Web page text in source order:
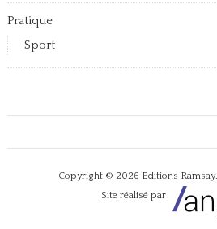
Pratique
Sport
Copyright © 2026 Editions Ramsay
Site réalisé par